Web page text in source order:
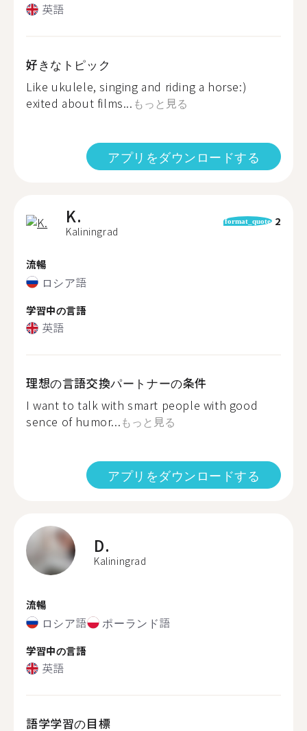
英語
好きなトピック
Like ukulele, singing and riding a horse:)
exited about films... もっと見る
アプリをダウンロードする
K.
Kaliningrad
format_quote 2
流暢
ロシア語
学習中の言語
英語
理想の言語交換パートナーの条件
I want to talk with smart people with good
sence of humor...もっと見る
アプリをダウンロードする
D.
Kaliningrad
流暢
ロシア語 ポーランド語
学習中の言語
英語
語学学習の目標